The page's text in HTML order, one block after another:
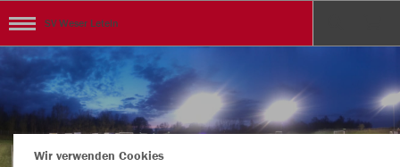
SV Weser Leteln
Wir verwenden Cookies